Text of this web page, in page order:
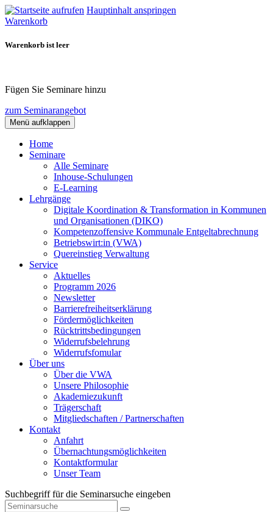
Hauptinhalt anspringen
Warenkorb
Warenkorb ist leer
Fügen Sie Seminare hinzu
zum Seminarangebot
Menü aufklappen
Home
Seminare
Alle Seminare
Inhouse-Schulungen
E-Learning
Lehrgänge
Digitale Koordination & Transformation in Kommunen
und Organisationen (DIKO)
Kompetenzoffensive Kommunale Entgeltabrechnung
Betriebswirt:in (VWA)
Quereinstieg Verwaltung
Service
Aktuelles
Programm 2026
Newsletter
Barrierefreiheitserklärung
Fördermöglichkeiten
Rücktrittsbedingungen
Widerrufsbelehrung
Widerrufsfomular
Über uns
Über die VWA
Unsere Philosophie
Akademiezukunft
Trägerschaft
Mitgliedschaften / Partnerschaften
Kontakt
Anfahrt
Übernachtungsmöglichkeiten
Kontaktformular
Unser Team
Suchbegriff für die Seminarsuche eingeben